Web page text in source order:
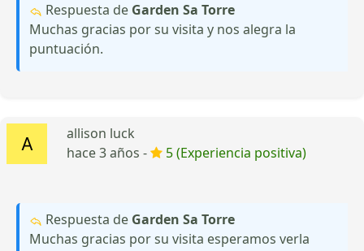
Respuesta de Garden Sa Torre
Muchas gracias por su visita y nos alegra la
puntuación.
allison luck
hace 3 años -
5 (Experiencia positiva)
Respuesta de Garden Sa Torre
Muchas gracias por su visita esperamos verla